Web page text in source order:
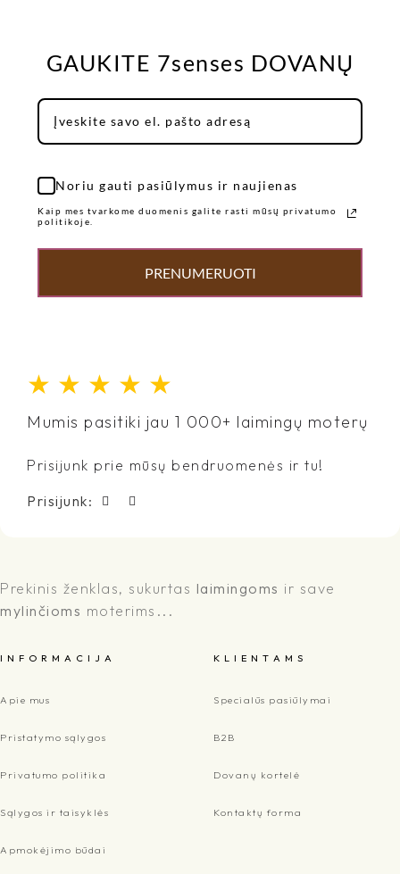
GAUKITE 7senses DOVANŲ
Noriu gauti pasiūlymus ir naujienas
Kaip mes tvarkome duomenis galite rasti mūsų privatumo
politikoje.
PRENUMERUOTI
★ ★ ★ ★ ★
Mumis pasitiki jau 1 000+ laimingų moterų
Prisijunk prie mūsų bendruomenės ir tu!
Prisijunk:
Prekinis ženklas, sukurtas laimingoms ir save
mylinčioms moterims...
I N F O R M A C I J A
Apie mus
Pristatymo sąlygos
Privatumo politika
Sąlygos ir taisyklės
Apmokėjimo būdai
K L I E N T A M S
Specialūs pasiūlymai
B2B
Dovanų kortelė
Kontaktų forma